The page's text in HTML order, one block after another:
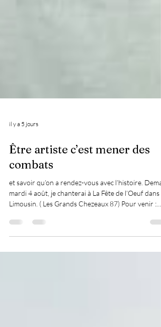
il y a 5 jours
Être artiste c’est mener des
combats
et savoir qu’on a rendez-vous avec l’histoire.
https://www.visitlimousin.com/.../fete-de-loeuf-les.../